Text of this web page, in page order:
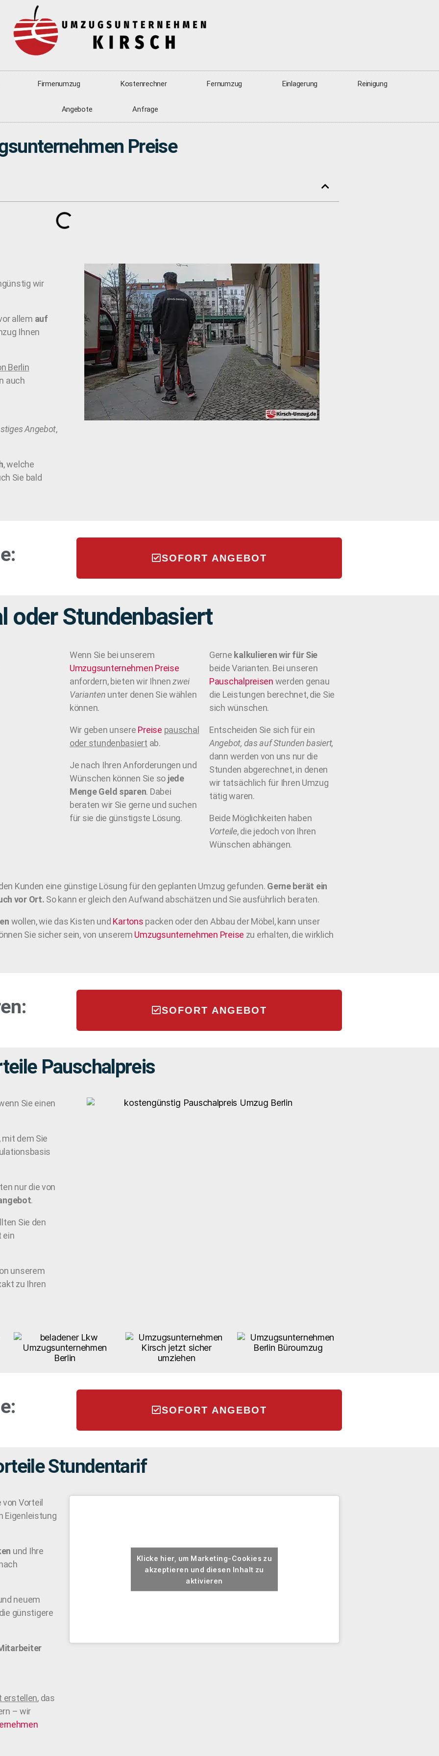
Firmenumzug Kostenrechner Fernumzug Einlagerung Reinigung
Angebote Anfrage
Preise
wir
allem auf
Ihnen
Berlin
auch
Angebot,
, welche
Sie bald
SOFORT ANGEBOT
oder Stundenbasiert
Wenn Sie bei unserem
Umzugsunternehmen Preise
anfordern, bieten wir Ihnenzwei
Varianten unter denen Sie wählen
können.
Wir geben unsere Preise pauschal
oder stundenbasiert ab.
Je nach Ihren Anforderungen und
Wünschen können Sie so jede
Menge Geld sparen. Dabei
beraten wir Sie gerne und suchen
für sie die günstigste Lösung.
Gerne kalkulieren wir für Sie
beide Varianten. Bei unseren
Pauschalpreisen werden genau
die Leistungen berechnet, die Sie
sich wünschen.
Entscheiden Sie sich für ein
Angebot, das auf Stunden basiert,
dann werden von uns nur die
Stunden abgerechnet, in denen
wir tatsächlich für Ihren Umzug
tätig waren.
Beide Möglichkeiten haben
Vorteile, die jedoch von Ihren
Wünschen abhängen.
Kunden eine günstige Lösung für den geplanten Umzug gefunden. Gerne berät ein
vor Ort. So kann er gleich den Aufwand abschätzen und Sie ausführlich beraten.
wollen, wie das Kisten und Kartons packen oder den Abbau der Möbel, kann unser
Sie sicher sein, von unserem Umzugsunternehmen Preise zu erhalten, die wirklich
SOFORT ANGEBOT
Pauschalpreis
Sie einen
mit dem Sie
nur die von
.
Sie den
ein
unserem
zu Ihren
SOFORT ANGEBOT
Stundentarif
von Vorteil
Eigenleistung
und Ihre
neuem
günstigere
Klicke hier, um Marketing-Cookies zu
akzeptieren und diesen Inhalt zu
aktivieren
erstellen, das
– wir